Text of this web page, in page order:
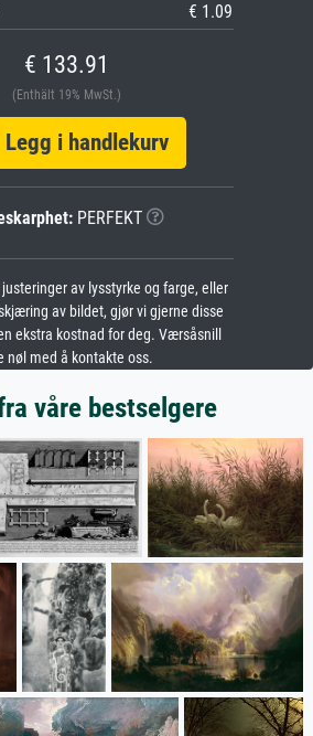
€ 1.09
€ 133.91
(Enthält 19% MwSt.)
Legg i handlekurv
PERFEKT
av lysstyrke og farge, eller
av bildet, gjør vi gjerne disse
ekstra kostnad for deg. Værsåsnill
nøl med å kontakte oss.
våre bestselgere